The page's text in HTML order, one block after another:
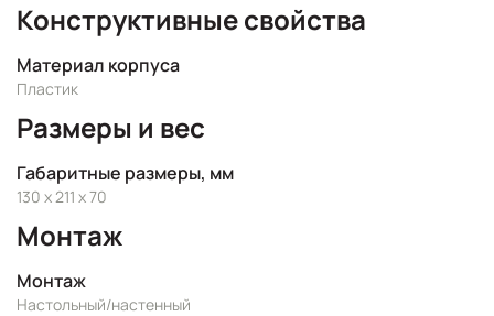
Конструктивные свойства
Материал корпуса
Пластик
Размеры и вес
Габаритные размеры, мм
130 x 211 x 70
Монтаж
Монтаж
Настольный/настенный